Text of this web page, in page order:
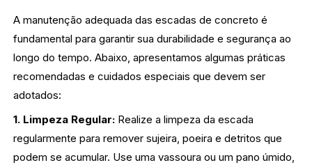
A manutenção adequada das escadas de concreto é
fundamental para garantir sua durabilidade e segurança ao
longo do tempo. Abaixo, apresentamos algumas práticas
recomendadas e cuidados especiais que devem ser
adotados:
1. Limpeza Regular: Realize a limpeza da escada
regularmente para remover sujeira, poeira e detritos que
podem se acumular. Use uma vassoura ou um pano úmido,